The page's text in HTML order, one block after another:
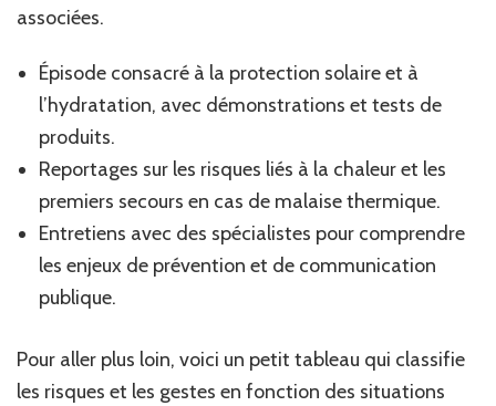
associées.
Épisode consacré à la protection solaire et à
l’hydratation, avec démonstrations et tests de
produits.
Reportages sur les risques liés à la chaleur et les
premiers secours en cas de malaise thermique.
Entretiens avec des spécialistes pour comprendre
les enjeux de prévention et de communication
publique.
Pour aller plus loin, voici un petit tableau qui classifie
les risques et les gestes en fonction des situations